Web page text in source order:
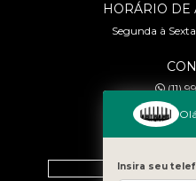
HORÁRIO DE
Segunda à
(11)
Insira seu